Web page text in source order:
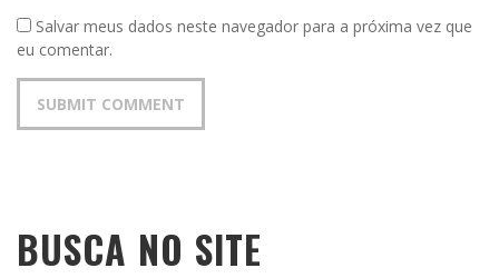
Salvar meus dados neste navegador para a próxima vez que
eu comentar.
BUSCA NO SITE